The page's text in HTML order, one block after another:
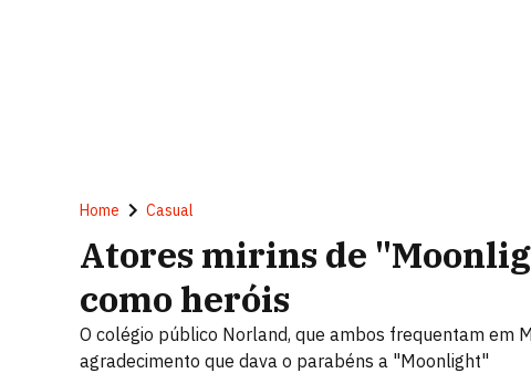
Home Casual
Atores mirins de
como heróis
O colégio público Norland, que ambos frequentam em
agradecimento que dava o parabéns a "Moonlight"